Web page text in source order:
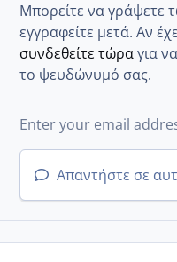
Μπορείτε να γράψετε
εγγραφείτε μετά. Αν
συνδεθείτε τώραγια
το ψευδώνυμό σας.
Απαντήστε σε